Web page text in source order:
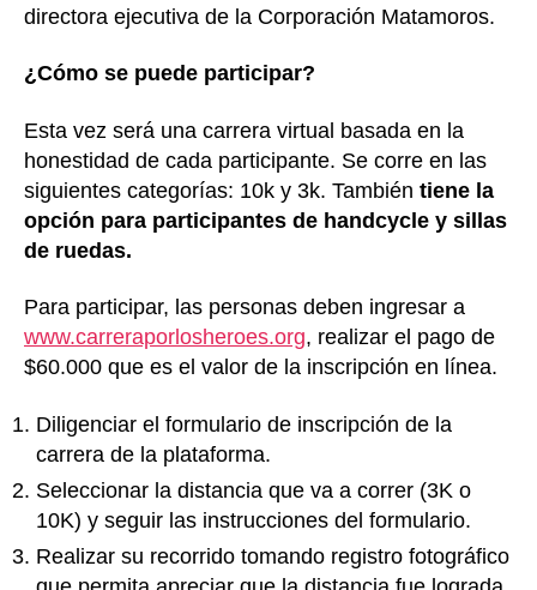
directora ejecutiva de la Corporación Matamoros.
¿Cómo se puede participar?
Esta vez será una carrera virtual basada en la
honestidad de cada participante. Se corre en las
siguientes categorías: 10k y 3k. También tiene la
opción para participantes de handcycle y sillas
de ruedas.
Para participar, las personas deben ingresar a
www.carreraporlosheroes.org, realizar el pago de
$60.000 que es el valor de la inscripción en línea.
Diligenciar el formulario de inscripción de la
carrera de la plataforma.
Seleccionar la distancia que va a correr (3K o
10K) y seguir las instrucciones del formulario.
Realizar su recorrido tomando registro fotográfico